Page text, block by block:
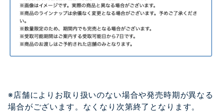
※店舗によりお取り扱いのない場合や発売時期が異なる
場合がございます。なくなり次第終了となります。